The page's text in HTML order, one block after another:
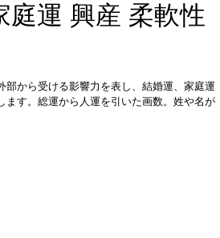
庭運 興産 柔軟性
部から受ける影響力を表し、結婚運、家庭運
ます。総運から人運を引いた画数。姓や名が